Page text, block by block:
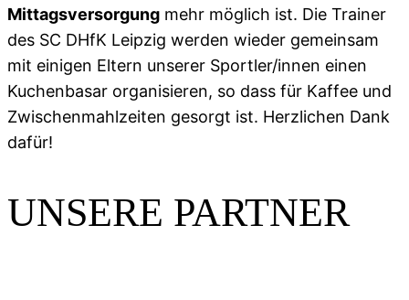
Mittagsversorgung mehr möglich ist. Die Trainer
des SC DHfK Leipzig werden wieder gemeinsam
mit einigen Eltern unserer Sportler/innen einen
Kuchenbasar organisieren, so dass für Kaffee und
Zwischenmahlzeiten gesorgt ist. Herzlichen Dank
dafür!
UNSERE PARTNER